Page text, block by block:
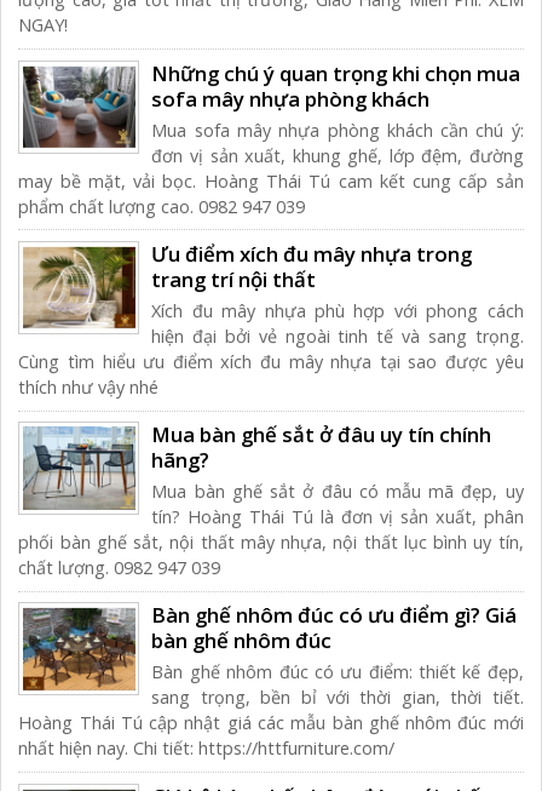
NGAY!
Những chú ý quan trọng khi chọn mua
sofa mây nhựa phòng khách
Mua sofa mây nhựa phòng khách cần chú ý:
đơn vị sản xuất, khung ghế, lớp đệm, đường
may bề mặt, vải bọc. Hoàng Thái Tú cam kết cung cấp sản
phẩm chất lượng cao. 0982 947 039
Ưu điểm xích đu mây nhựa trong
trang trí nội thất
Xích đu mây nhựa phù hợp với phong cách
hiện đại bởi vẻ ngoài tinh tế và sang trọng.
Cùng tìm hiểu ưu điểm xích đu mây nhựa tại sao được yêu
thích như vậy nhé
Mua bàn ghế sắt ở đâu uy tín chính
hãng?
Mua bàn ghế sắt ở đâu có mẫu mã đẹp, uy
tín? Hoàng Thái Tú là đơn vị sản xuất, phân
phối bàn ghế sắt, nội thất mây nhựa, nội thất lục bình uy tín,
chất lượng. 0982 947 039
Bàn ghế nhôm đúc có ưu điểm gì? Giá
bàn ghế nhôm đúc
Bàn ghế nhôm đúc có ưu điểm: thiết kế đẹp,
sang trọng, bền bỉ với thời gian, thời tiết.
Hoàng Thái Tú cập nhật giá các mẫu bàn ghế nhôm đúc mới
nhất hiện nay. Chi tiết: https://httfurniture.com/